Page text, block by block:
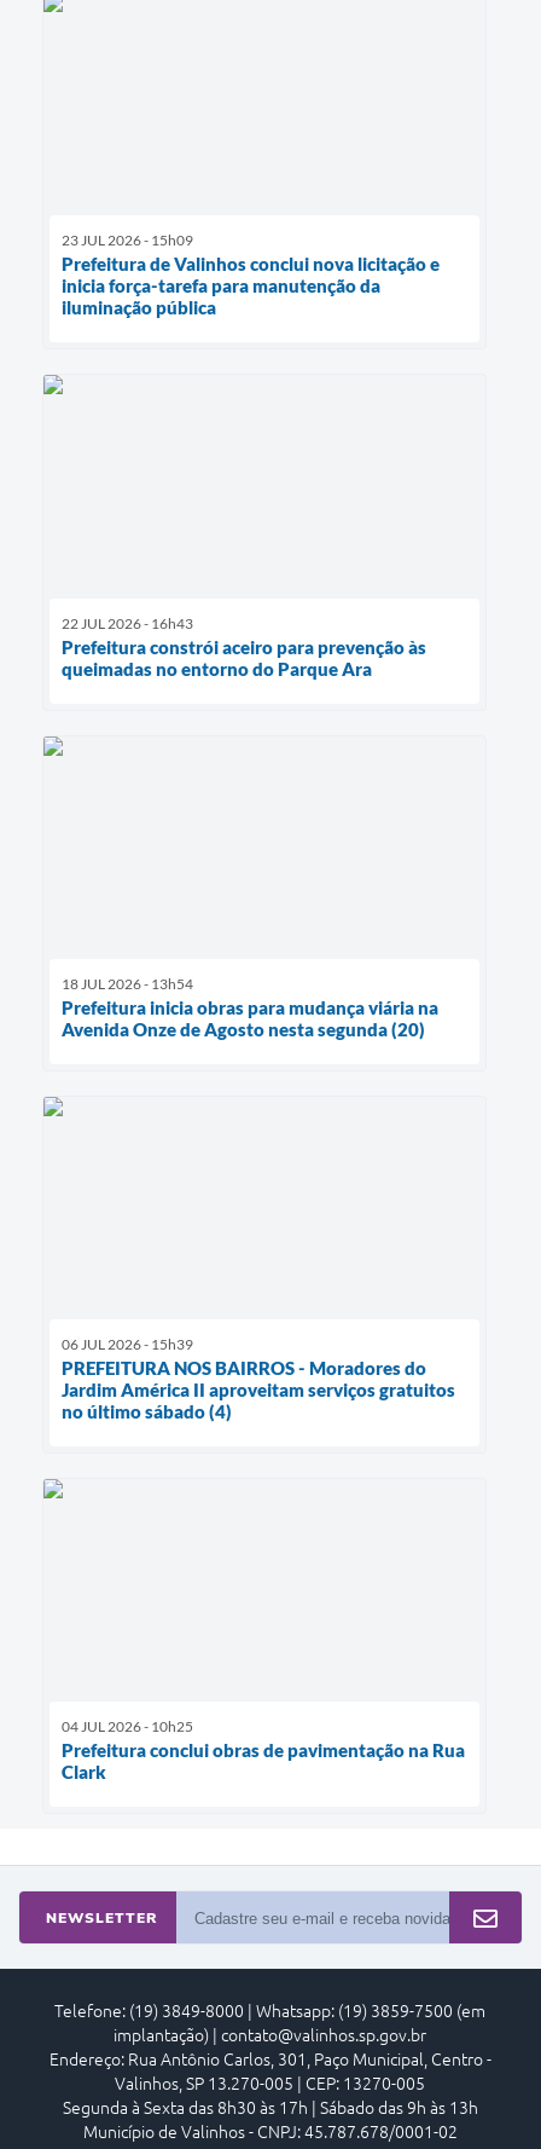
23 JUL 2026 - 15h09
Prefeitura de Valinhos conclui nova licitação e
inicia força-tarefa para manutenção da
iluminação pública
22 JUL 2026 - 16h43
Prefeitura constrói aceiro para prevenção às
queimadas no entorno do Parque Ara
18 JUL 2026 - 13h54
Prefeitura inicia obras para mudança viária na
Avenida Onze de Agosto nesta segunda (20)
06 JUL 2026 - 15h39
PREFEITURA NOS BAIRROS - Moradores do
Jardim América II aproveitam serviços gratuitos
no último sábado (4)
04 JUL 2026 - 10h25
Prefeitura conclui obras de pavimentação na Rua
Clark
NEWSLETTER
Telefone: (19) 3849-8000 | Whatsapp: (19) 3859-7500 (em
implantação) | contato@valinhos.sp.gov.br
Endereço: Rua Antônio Carlos, 301, Paço Municipal, Centro -
Valinhos, SP 13.270-005 | CEP: 13270-005
Segunda à Sexta das 8h30 às 17h | Sábado das 9h às 13h
Município de Valinhos - CNPJ: 45.787.678/0001-02